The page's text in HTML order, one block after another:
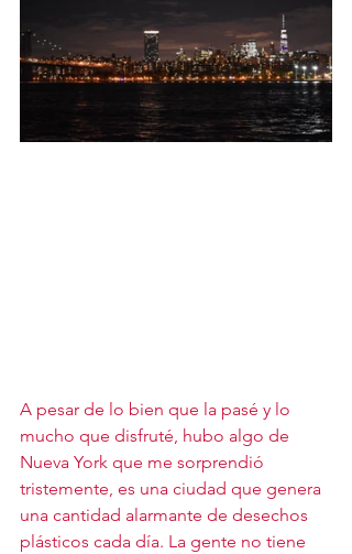
A pesar de lo bien que la pasé y lo
mucho que disfruté, hubo algo de
Nueva York que me sorprendió
tristemente, es una ciudad que genera
una cantidad alarmante de desechos
plásticos cada día. La gente no tiene